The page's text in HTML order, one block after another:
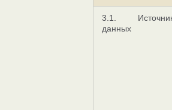
3.1.
данных